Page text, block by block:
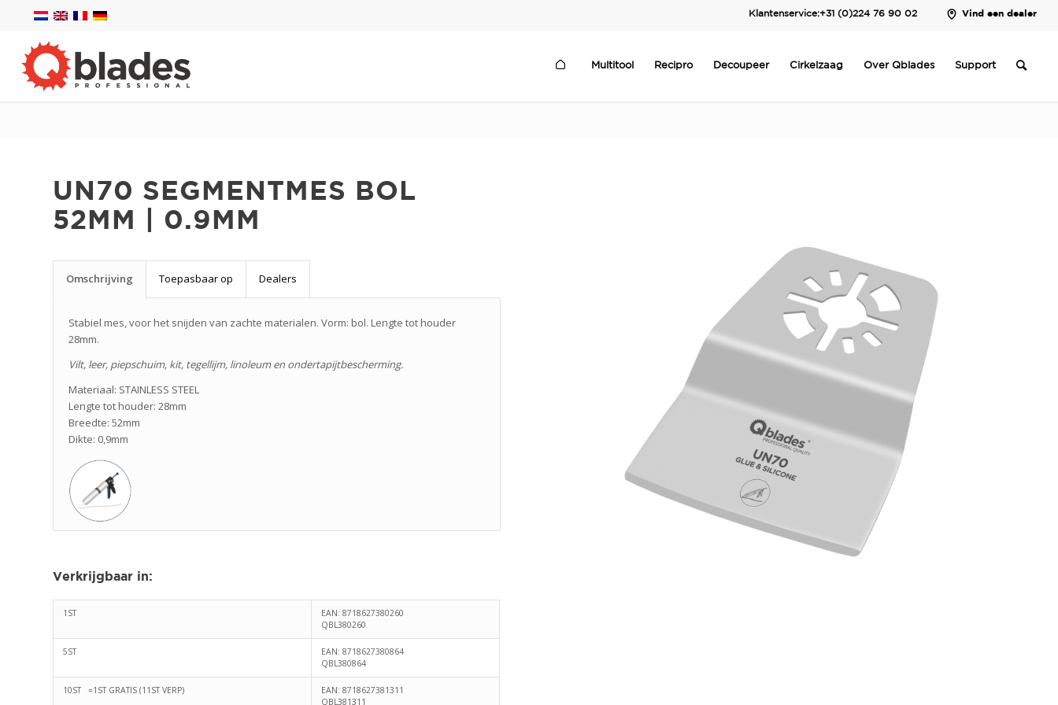
Klantenservice:+31 (0)224 76 90 02 Vind een dealer
Multitool Recipro Decoupeer Cirkelzaag Over Qblades Support
UN70 SEGMENTMES BOL
52MM | 0.9MM
Omschrijving Toepasbaar op Dealers
Stabiel mes, voor het snijden van zachte materialen. Vorm: bol. Lengte tot houder
28mm.
Vilt, leer, piepschuim, kit, tegellijm, linoleum en ondertapijtbescherming.
Materiaal: STAINLESS STEEL
Lengte tot houder: 28mm
Breedte: 52mm
Dikte: 0,9mm
Verkrijgbaar in:
1ST
EAN: 8718627380260
QBL380260
5ST
EAN: 8718627380864
QBL380864
10ST =1ST GRATIS (11ST VERP)
EAN: 8718627381311
QBL381311